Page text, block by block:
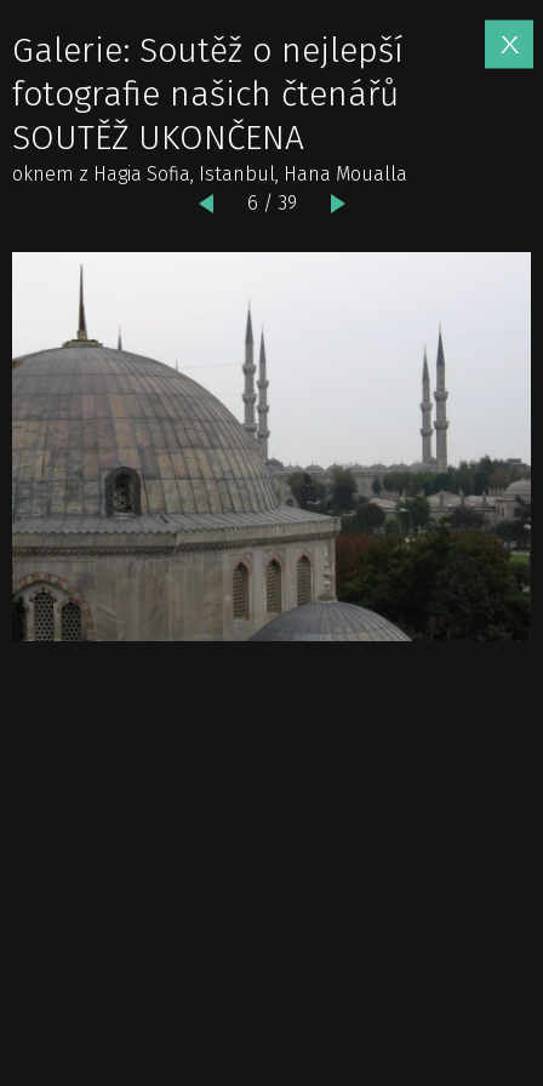
Galerie: Soutěž o nejlepší
fotografie našich čtenářů
SOUTĚŽ UKONČENA
oknem z Hagia Sofia, Istanbul, Hana Moualla
6 / 39